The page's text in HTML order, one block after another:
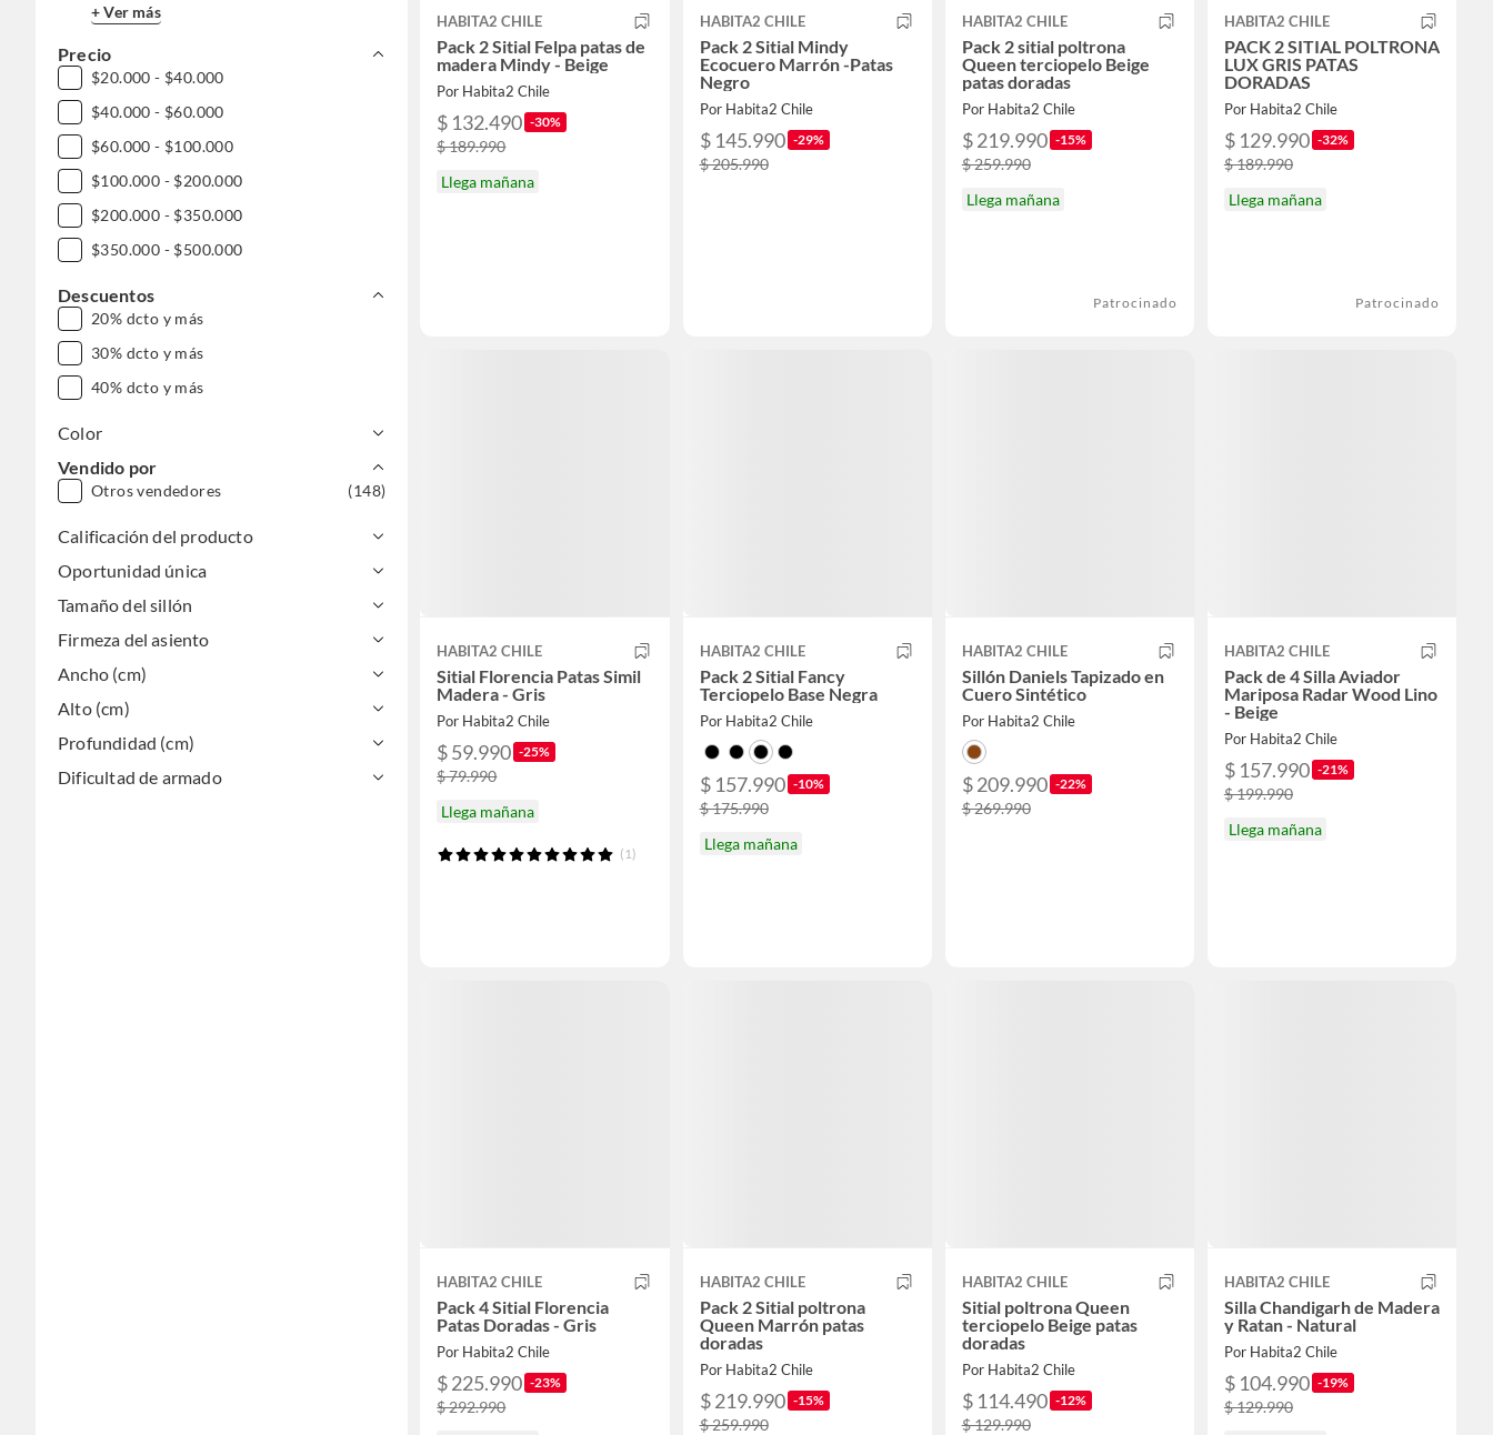
+ Ver más
Precio
$20.000 - $40.000
$40.000 - $60.000
$60.000 - $100.000
$100.000 - $200.000
$200.000 - $350.000
$350.000 - $500.000
Descuentos
20% dcto y más
30% dcto y más
40% dcto y más
Color
Vendido por
Otros vendedores (148)
Calificación del producto
Oportunidad única
Tamaño del sillón
Firmeza del asiento
Ancho (cm)
Alto (cm)
Profundidad (cm)
Dificultad de armado
HABITA2 CHILE
Pack 2 Sitial Felpa patas de
madera Mindy - Beige
Por Habita2 Chile
$ 132.490 -30%
$ 189.990
Llega mañana
HABITA2 CHILE
Pack 2 Sitial Mindy
Ecocuero Marrón -Patas
Negro
Por Habita2 Chile
$ 145.990 -29%
$ 205.990
HABITA2 CHILE
Pack 2 sitial poltrona
Queen terciopelo Beige
patas doradas
Por Habita2 Chile
$ 219.990 -15%
$ 259.990
Llega mañana
Patrocinado
HABITA2 CHILE
PACK 2 SITIAL POLTRONA
LUX GRIS PATAS
DORADAS
Por Habita2 Chile
$ 129.990 -32%
$ 189.990
Llega mañana
Patrocinado
HABITA2 CHILE
Sitial Florencia Patas Simil
Madera - Gris
Por Habita2 Chile
$ 59.990 -25%
$ 79.990
Llega mañana
(1)
HABITA2 CHILE
Pack 2 Sitial Fancy
Terciopelo Base Negra
Por Habita2 Chile
$ 157.990 -10%
$ 175.990
Llega mañana
HABITA2 CHILE
Sillón Daniels Tapizado en
Cuero Sintético
Por Habita2 Chile
$ 209.990 -22%
$ 269.990
HABITA2 CHILE
Pack de 4 Silla Aviador
Mariposa Radar Wood Lino
- Beige
Por Habita2 Chile
$ 157.990 -21%
$ 199.990
Llega mañana
HABITA2 CHILE
Pack 4 Sitial Florencia
Patas Doradas - Gris
Por Habita2 Chile
$ 225.990 -23%
$ 292.990
HABITA2 CHILE
Pack 2 Sitial poltrona
Queen Marrón patas
doradas
Por Habita2 Chile
$ 219.990 -15%
$ 259.990
HABITA2 CHILE
Sitial poltrona Queen
terciopelo Beige patas
doradas
Por Habita2 Chile
$ 114.490 -12%
$ 129.990
HABITA2 CHILE
Silla Chandigarh de Madera
y Ratan - Natural
Por Habita2 Chile
$ 104.990 -19%
$ 129.990